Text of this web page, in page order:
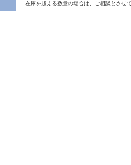
在庫を超える数量の場合は、ご相談とさせ